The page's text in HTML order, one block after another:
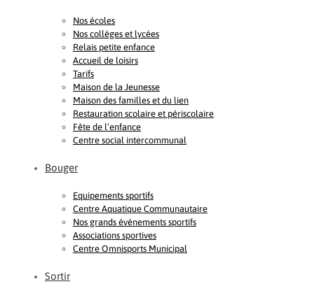
Nos écoles
Nos collèges et lycées
Relais petite enfance
Accueil de loisirs
Tarifs
Maison de la Jeunesse
Maison des familles et du lien
Restauration scolaire et périscolaire
Fête de l’enfance
Centre social intercommunal
Bouger
Equipements sportifs
Centre Aquatique Communautaire
Nos grands évènements sportifs
Associations sportives
Centre Omnisports Municipal
Sortir